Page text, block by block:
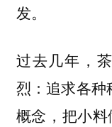
发。
过去几年，
烈：追求各种
概念，把小料